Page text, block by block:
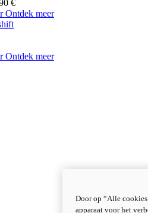
€
Ontdek meer
Ontdek meer
Door op “Alle
apparaat voor het